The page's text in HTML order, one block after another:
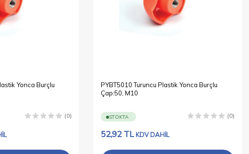
Yonca Burçlu
(0)
PYBT5010 Turuncu Plastik Yonca Burçlu
Çap:50, M10
STOKTA (0)
52,92TL KDV DAHİL